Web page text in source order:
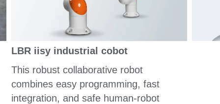
LBR iisy industrial cobot
This robust collaborative robot
combines easy programming, fast
integration, and safe human-robot